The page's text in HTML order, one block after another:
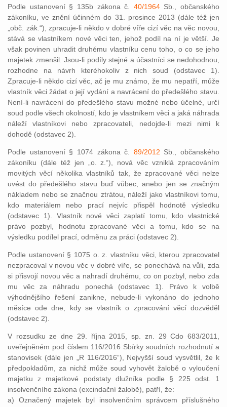
Podle ustanovení § 135b zákona č. 40/1964Sb., občanského
zákoníku, ve znění účinném do 31. prosince 2013 (dále též jen
„obč. zák.“), zpracuje-li někdo v dobré víře cizí věc na věc novou,
stává se vlastníkem nové věci ten, jehož podíl na ní je větší. Je
však povinen uhradit druhému vlastníku cenu toho, o co se jeho
majetek zmenšil. Jsou-li podíly stejné a účastníci se nedohodnou,
rozhodne na návrh kteréhokoliv z nich soud (odstavec 1).
Zpracuje-li někdo cizí věc, ač je mu známo, že mu nepatří, může
vlastník věci žádat o její vydání a navrácení do předešlého stavu.
Není-li navrácení do předešlého stavu možné nebo účelné, určí
soud podle všech okolností, kdo je vlastníkem věci a jaká náhrada
náleží vlastníkovi nebo zpracovateli, nedojde-li mezi nimi k
dohodě (odstavec 2).
Podle ustanovení § 1074 zákona č. 89/2012 Sb., občanského
zákoníku (dále též jen „o. z.“), nová věc vzniklá zpracováním
movitých věcí několika vlastníků tak, že zpracované věci nelze
uvést do předešlého stavu buď vůbec, anebo jen se značným
nákladem nebo se značnou ztrátou, náleží jako vlastníkovi tomu,
kdo materiálem nebo prací nejvíc přispěl hodnotě výsledku
(odstavec 1). Vlastník nové věci zaplatí tomu, kdo vlastnické
právo pozbyl, hodnotu zpracované věci a tomu, kdo se na
výsledku podílel prací, odměnu za práci (odstavec 2).
Podle ustanovení § 1075 o. z. vlastníku věci, kterou zpracovatel
nezpracoval v novou věc v dobré víře, se ponechává na vůli, zda
si přisvojí novou věc a nahradí druhému, co on pozbyl, nebo zda
mu věc za náhradu ponechá (odstavec 1). Právo k volbě
výhodnějšího řešení zanikne, nebude-li vykonáno do jednoho
měsíce ode dne, kdy se vlastník o zpracování věcí dozvěděl
(odstavec 2).
V rozsudku ze dne 29. října 2015, sp. zn. 29 Cdo 683/2011,
uveřejněném pod číslem 116/2016 Sbírky soudních rozhodnutí a
stanovisek (dále jen „R 116/2016“), Nejvyšší soud vysvětlil, že k
předpokladům, za nichž může soud vyhovět žalobě o vyloučení
majetku z majetkové podstaty dlužníka podle § 225 odst. 1
insolvenčního zákona (excindační žalobě), patří, že:
a) Označený majetek byl insolvenčním správcem příslušného